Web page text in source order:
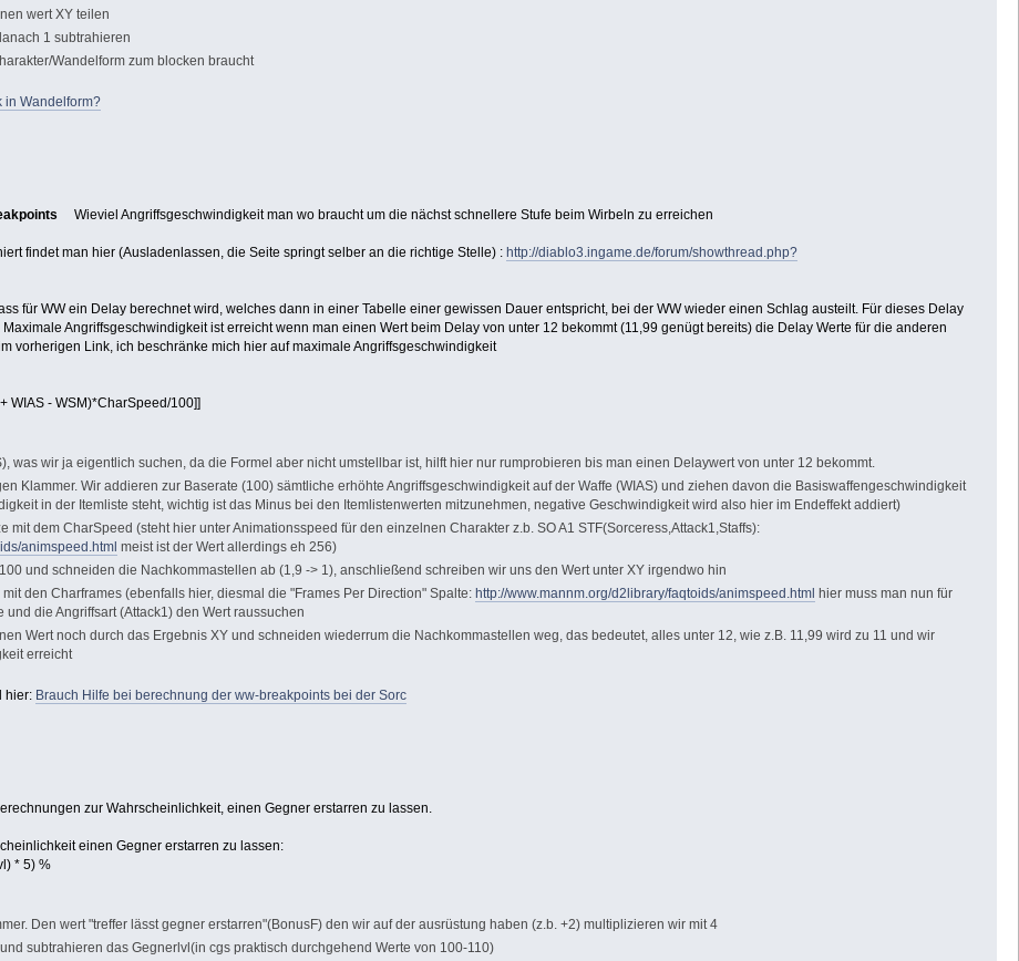
wert XY teilen
1 subtrahieren
Wandelform zum blocken braucht
in Wandelform?
Wieviel Angriffsgeschwindigkeit man wo braucht um die nächst schnellere Stufe beim Wirbeln zu erreichen
findet man hier (Ausladenlassen, die Seite springt selber an die richtige Stelle) : http://diablo3.ingame.de/forum/showthread.php?
für WW ein Delay berechnet wird, welches dann in einer Tabelle einer gewissen Dauer entspricht, bei der WW wieder einen Schlag austeilt. Für dieses Delay
Angriffsgeschwindigkeit ist erreicht wenn man einen Wert beim Delay von unter 12 bekommt (11,99 genügt bereits) die Delay Werte für die anderen
vorherigen Link, ich beschränke mich hier auf maximale Angriffsgeschwindigkeit
WIAS - WSM)*CharSpeed/100]]
was wir ja eigentlich suchen, da die Formel aber nicht umstellbar ist, hilft hier nur rumprobieren bis man einen Delaywert von unter 12 bekommt.
Klammer. Wir addieren zur Baserate (100) sämtliche erhöhte Angriffsgeschwindigkeit auf der Waffe (WIAS) und ziehen davon die Basiswaffengeschwindigkeit
in der Itemliste steht, wichtig ist das Minus bei den Itemlistenwerten mitzunehmen, negative Geschwindigkeit wird also hier im Endeffekt addiert)
mit dem CharSpeed (steht hier unter Animationsspeed für den einzelnen Charakter z.b. SO A1 STF(Sorceress,Attack1,Staffs):
animspeed.html meist ist der Wert allerdings eh 256)
und schneiden die Nachkommastellen ab (1,9 -> 1), anschließend schreiben wir uns den Wert unter XY irgendwo hin
den Charframes (ebenfalls hier, diesmal die "Frames Per Direction" Spalte: http://www.mannm.org/d2library/faqtoids/animspeed.html hier muss man nun für
die Angriffsart (Attack1) den Wert raussuchen
Wert noch durch das Ergebnis XY und schneiden wiederrum die Nachkommastellen weg, das bedeutet, alles unter 12, wie z.B. 11,99 wird zu 11 und wir
erreicht
hier: Brauch Hilfe bei berechnung der ww-breakpoints bei der Sorc
zur Wahrscheinlichkeit, einen Gegner erstarren zu lassen.
einen Gegner erstarren zu lassen:
* 5) %
Den wert "treffer lässt gegner erstarren"(BonusF) den wir auf der ausrüstung haben (z.b. +2) multiplizieren wir mit 4
subtrahieren das Gegnerlvl(in cgs praktisch durchgehend Werte von 100-110)